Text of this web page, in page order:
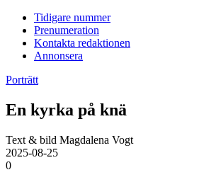
Tidigare nummer
Prenumeration
Kontakta redaktionen
Annonsera
Porträtt
En kyrka på knä
Text & bild Magdalena Vogt
2025-08-25
0